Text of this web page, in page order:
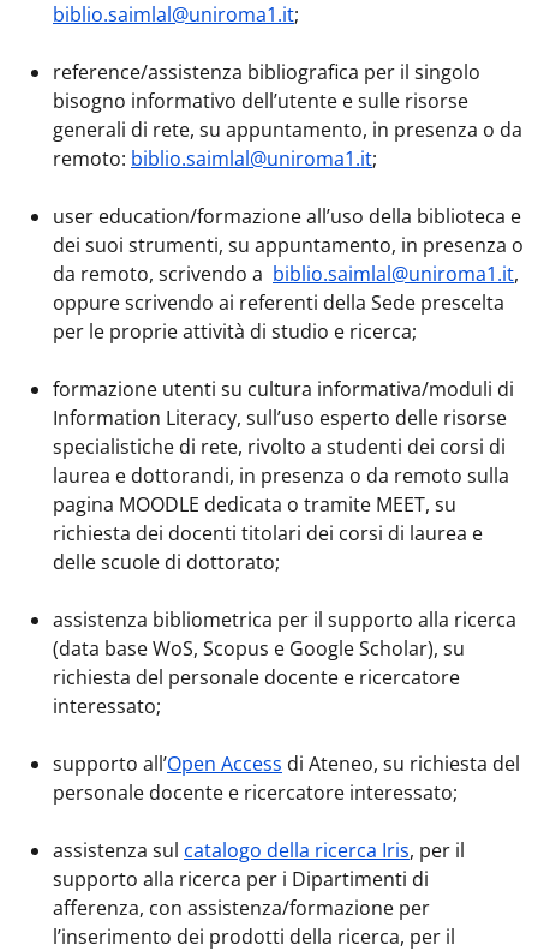
biblio.saimlal@uniroma1.it;
reference/assistenza bibliografica per il singolo
bisogno informativo dell’utente e sulle risorse
generali di rete, su appuntamento, in presenza o da
remoto: biblio.saimlal@uniroma1.it;
user education/formazione all’uso della biblioteca e
dei suoi strumenti, su appuntamento, in presenza o
da remoto, scrivendo a biblio.saimlal@uniroma1.it,
oppure scrivendo ai referenti della Sede prescelta
per le proprie attività di studio e ricerca;
formazione utenti su cultura informativa/moduli di
Information Literacy, sull’uso esperto delle risorse
specialistiche di rete, rivolto a studenti dei corsi di
laurea e dottorandi, in presenza o da remoto sulla
pagina MOODLE dedicata o tramite MEET, su
richiesta dei docenti titolari dei corsi di laurea e
delle scuole di dottorato;
assistenza bibliometrica per il supporto alla ricerca
(data base WoS, Scopus e Google Scholar), su
richiesta del personale docente e ricercatore
interessato;
supporto all’Open Access di Ateneo, su richiesta del
personale docente e ricercatore interessato;
assistenza sul catalogo della ricerca Iris, per il
supporto alla ricerca per i Dipartimenti di
afferenza, con assistenza/formazione per
l’inserimento dei prodotti della ricerca, per il